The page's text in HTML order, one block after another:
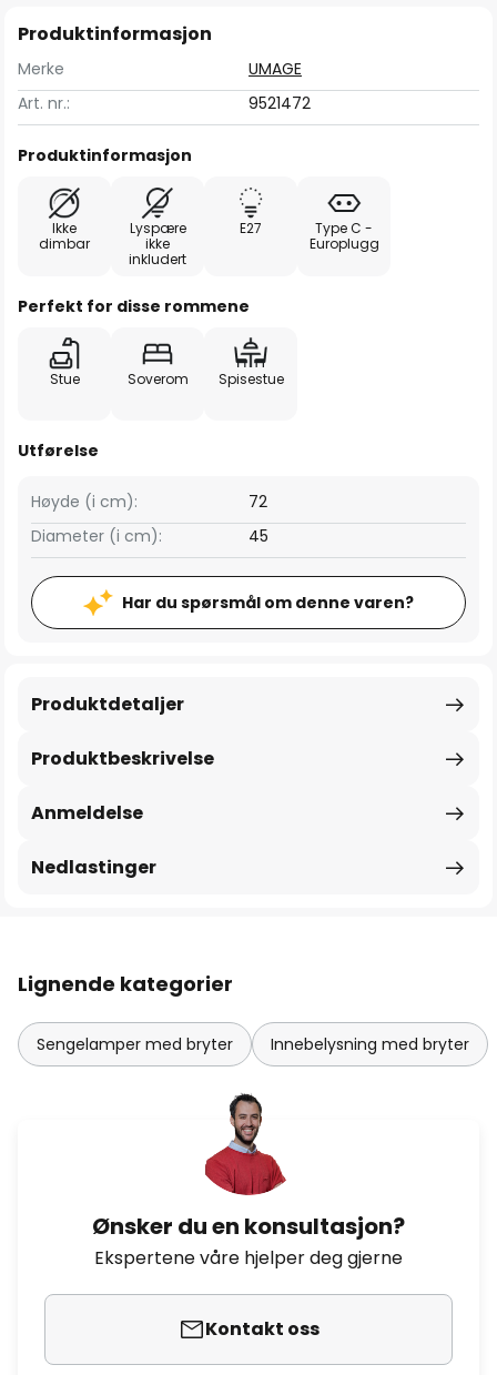
Produktinformasjon
Merke
UMAGE
Art. nr.:
9521472
Produktinformasjon
Ikke
dimbar
Lyspære
ikke
inkludert
E27
Type C -
Europlugg
Perfekt for disse rommene
Stue Soverom Spisestue
Utførelse
Høyde (i cm):
72
Diameter (i cm):
45
Har du spørsmål om denne varen?
Produktbeskrivelse
Produktdetaljer
Anmeldelse
Nedlastinger
Lignende kategorier
Sengelamper med bryter Innebelysning med bryter
Ønsker du en konsultasjon?
Ekspertene våre hjelper deg gjerne
Kontakt oss